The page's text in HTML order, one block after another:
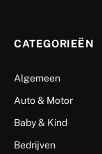
CATEGORIEËN
Algemeen
Auto & Motor
Baby & Kind
Bedrijven